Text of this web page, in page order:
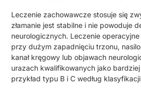
Leczenie zachowawcze stosuje się
złamanie jest stabilne i nie powoduje
neurologicznych. Leczenie
przy dużym zapadnięciu trzonu,
kanał kręgowy lub objawach
urazach kwalifikowanych jako
przykład typu B i C według